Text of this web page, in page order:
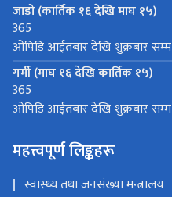
जाडो (कार्तिक १६ देखि माघ १५)
365
ओपिडि आईतबार देखि शुक्रबार सम्म
गर्मी (माघ १६ देखि कार्तिक १५)
365
ओपिडि आईतबार देखि शुक्रबार सम्म
महत्त्वपूर्ण लिङ्कहरू
स्वास्थ्य तथा जनसंख्या मन्त्रालय